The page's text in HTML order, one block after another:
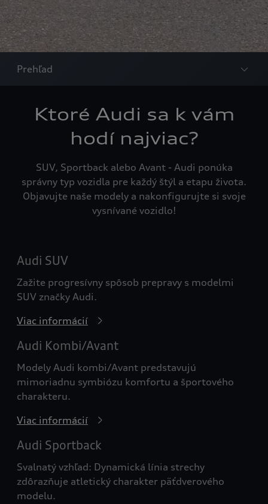
Prehľad
Ktoré Audi sa k vám
hodí najviac?
SUV, Sportback alebo Avant - Audi ponúka
správny typ vozidla pre každý štýl a etapu života.
Objavujte naše modely a nakonfigurujte si svoje
vysnívané vozidlo!
Audi SUV
Zažite progresívny spôsob prepravy s modelmi
SUV značky Audi.
Viac informácií
Audi Kombi/Avant
Modely Audi kombi/Avant predstavujú
mimoriadnu symbiózu komfortu a športového
charakteru.
Viac informácií
Audi Sportback
Svalnatý vzhľad: Dynamická línia strechy
zdôrazňuje atletický charakter päťdverového
modelu.